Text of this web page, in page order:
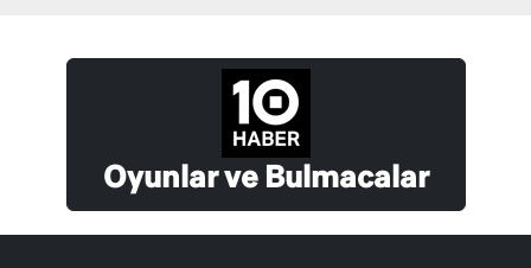
Oyunlar ve Bulmacalar